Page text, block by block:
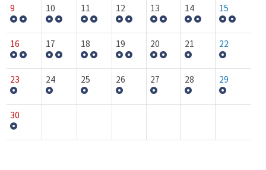
9 10 11 12 13 14 15
16 17 18 19 20 21 22
23 24 25 26 27 28 29
30